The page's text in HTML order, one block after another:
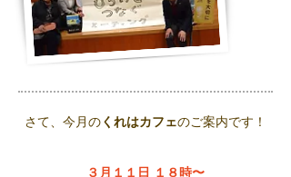
さて、今月のくれはカフェのご案内です！
３月１１日 １８時〜